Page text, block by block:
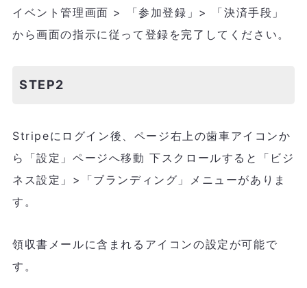
イベント管理画面 > 「参加登録」> 「決済手段」
から画面の指示に従って登録を完了してください。
STEP2
Stripeにログイン後、ページ右上の歯車アイコンか
ら「設定」ページへ移動 下スクロールすると「ビジ
ネス設定」>「ブランディング」メニューがありま
す。
領収書メールに含まれるアイコンの設定が可能で
す。